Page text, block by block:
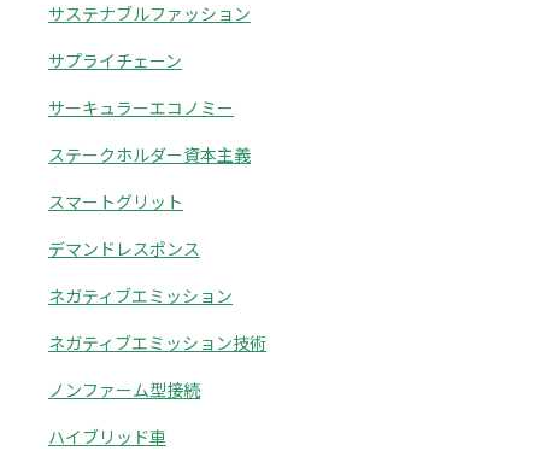
サステナブルファッション
サプライチェーン
サーキュラーエコノミー
ステークホルダー資本主義
スマートグリット
デマンドレスポンス
ネガティブエミッション
ネガティブエミッション技術
ノンファーム型接続
ハイブリッド車